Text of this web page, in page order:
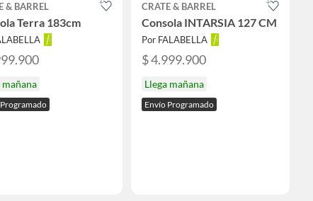
& BARREL
Terra 183cm
mañana
CRATE & BARREL
Consola INTARSIA 127 CM
Por FALABELLA
$ 4.999.900
Llega mañana
Envío Programado